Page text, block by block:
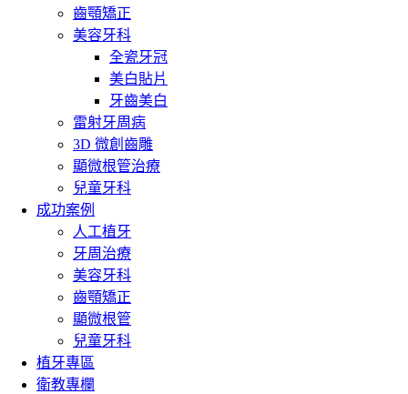
齒顎矯正
美容牙科
全瓷牙冠
美白貼片
牙齒美白
雷射牙周病
3D 微創齒雕
顯微根管治療
兒童牙科
成功案例
人工植牙
牙周治療
美容牙科
齒顎矯正
顯微根管
兒童牙科
植牙專區
衛教專欄